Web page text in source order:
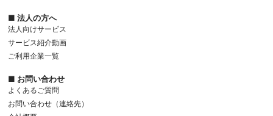
■ 法人の方へ
法人向けサービス
サービス紹介動画
ご利用企業一覧
■ お問い合わせ
よくあるご質問
お問い合わせ（連絡先）